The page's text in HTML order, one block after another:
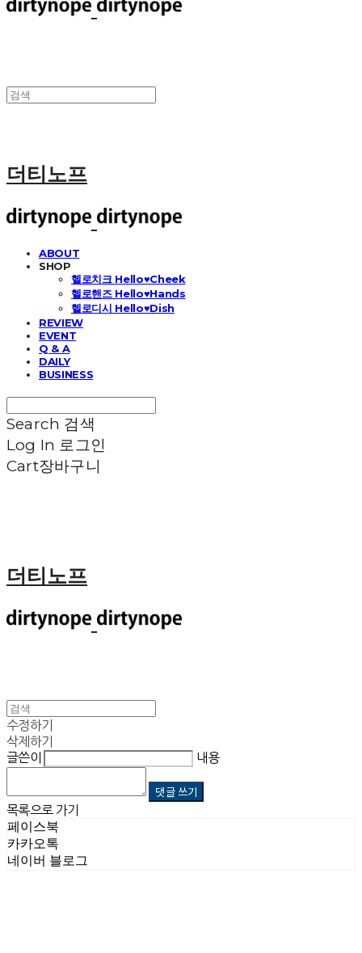
더티노프
ABOUT
SHOP
헬로치크 Hello♥Cheek
헬로핸즈 Hello♥Hands
헬로디시 Hello♥Dish
REVIEW
EVENT
Q & A
DAILY
BUSINESS
Search 검색
Log In 로그인
Cart장바구니
더티노프
수정하기
삭제하기
글쓴이
내용
댓글 쓰기
목록으로 가기
페이스북
카카오톡
네이버 블로그